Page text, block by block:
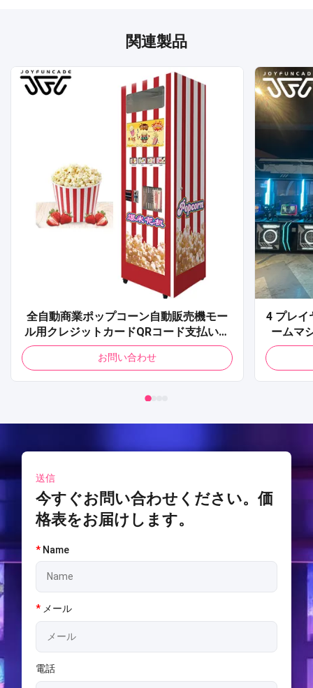
関連製品
全自動商業ポップコーン自動販売機モー
ル用クレジットカードQRコード支払いポ
ップコーン自動販売機
お問い合わせ
4 プレイ
ームマ
レータ
ィング
送信
今すぐお問い合わせください。価
格表をお届けします。
* Name
* メール
電話